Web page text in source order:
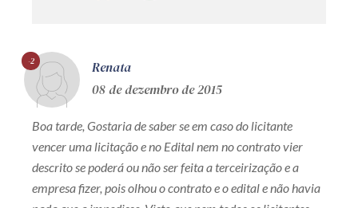
-2
Renata
08 de dezembro de 2015
Boa tarde, Gostaria de saber se em caso do licitante
vencer uma licitação e no Edital nem no contrato vier
descrito se poderá ou não ser feita a terceirização e a
empresa fizer, pois olhou o contrato e o edital e não havia